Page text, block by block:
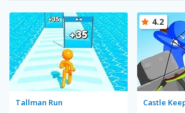
Tallman Run Castle
4.2